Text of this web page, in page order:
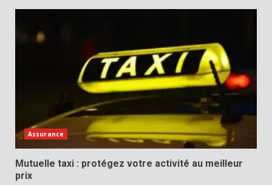
Assurance
Mutuelle taxi : protégez votre activité au meilleur
prix